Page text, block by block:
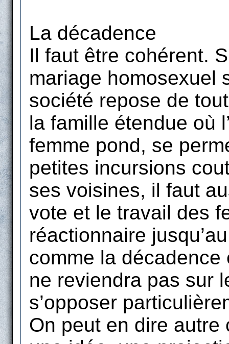
La décadence
Il faut être cohérent.
mariage homosexuel
société repose de
la famille étendue où
femme pond, se
petites incursions
ses voisines, il faut
vote et le travail des
réactionnaire
comme la décadence
ne reviendra pas sur
s’opposer
On peut en dire